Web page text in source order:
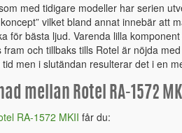
med tidigare modeller har serien
vilket bland annat innebär att
för bästa ljud. Varenda lilla
fram och tillbaks tills Rotel är nöjda
tid men i slutändan resulterar det i en
mellan Rotel RA-1572
RA-1572 MKII får du: